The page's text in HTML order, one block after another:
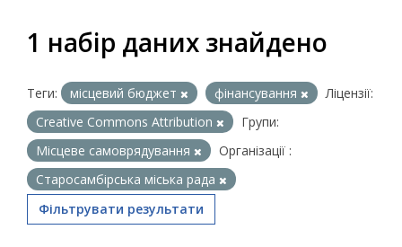
1 набір даних знайдено
Теги: місцевий бюджет фінансування
Ліцензії:
Creative Commons Attribution
Групи:
Місцеве самоврядування
Організації :
Старосамбірська міська рада
Фільтрувати результати